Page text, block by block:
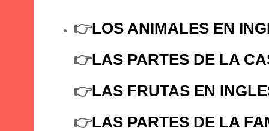
👉LOS ANIMALES EN
👉LAS PARTES DE LA
👉LAS FRUTAS EN
👉LAS PARTES DE LA